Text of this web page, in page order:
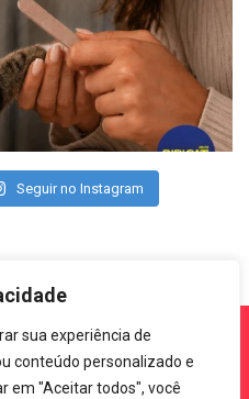
sua experiência de
conteúdo personalizado e
em "Aceitar todos", você
Seguir no Instagram